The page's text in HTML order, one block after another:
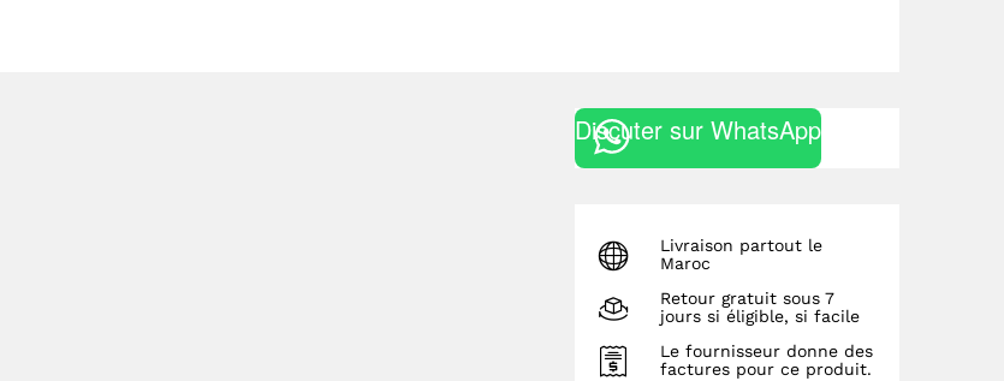
Discuter sur WhatsApp
Livraison partout le
Maroc
Retour gratuit sous 7
jours si éligible, si facile
Le fournisseur donne des
factures pour ce produit.